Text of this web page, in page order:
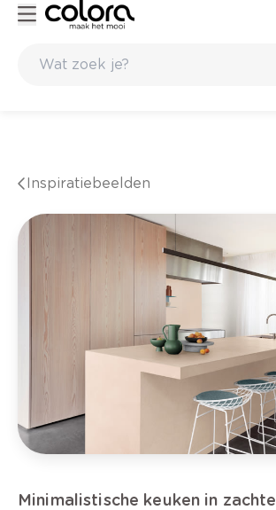
Inspiratiebeelden
Minimalistische keuken in zachte